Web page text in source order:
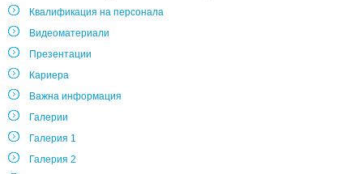
Квалификация на персонала
Видеоматериали
Презентации
Кариера
Важна информация
Галерии
Галерия 1
Галерия 2